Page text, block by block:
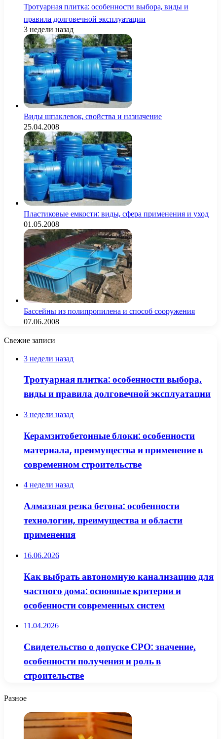
Тротуарная плитка: особенности выбора, виды и
правила долговечной эксплуатации
3 недели назад
Виды шпаклевок, свойства и назначение
25.04.2008
Пластиковые емкости: виды, сфера применения и уход
01.05.2008
Бассейны из полипропилена и способ сооружения
07.06.2008
Свежие записи
3 недели назад
Тротуарная плитка: особенности выбора,
виды и правила долговечной эксплуатации
3 недели назад
Керамзитобетонные блоки: особенности
материала, преимущества и применение в
современном строительстве
4 недели назад
Алмазная резка бетона: особенности
технологии, преимущества и области
применения
16.06.2026
Как выбрать автономную канализацию для
частного дома: основные критерии и
особенности современных систем
11.04.2026
Свидетельство о допуске СРО: значение,
особенности получения и роль в
строительстве
Разное